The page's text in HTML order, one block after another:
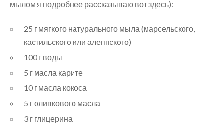
мылом я подробнее рассказываю вот здесь):
25 г мягкого натурального мыла (марсельского,
кастильского или алеппского)
100 г воды
5 г масла карите
10 г масла кокоса
5 г оливкового масла
3 г глицерина